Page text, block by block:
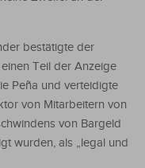
bestätigte der
Teil der Anzeige
Peña und verteidigte
von Mitarbeitern von
von Bargeld
wurden, als „legal und